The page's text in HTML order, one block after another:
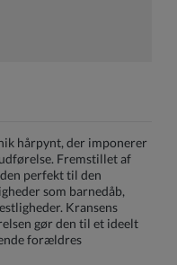
hårpynt, der imponerer
Fremstillet af
perfekt til den
som barnedåb,
Kransens
gør den til et ideelt
forældres